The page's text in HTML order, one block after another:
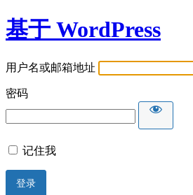
基于 WordPress
用户名或邮箱地址
密码
记住我